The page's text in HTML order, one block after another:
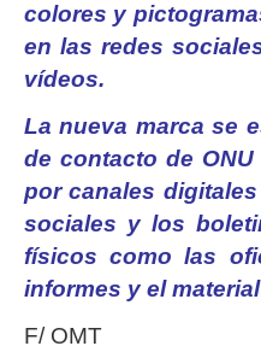
colores y
en las redes
vídeos.
La nueva marca se
de contacto de
por canales
sociales y los
físicos como las
informes y el
F/ OMT